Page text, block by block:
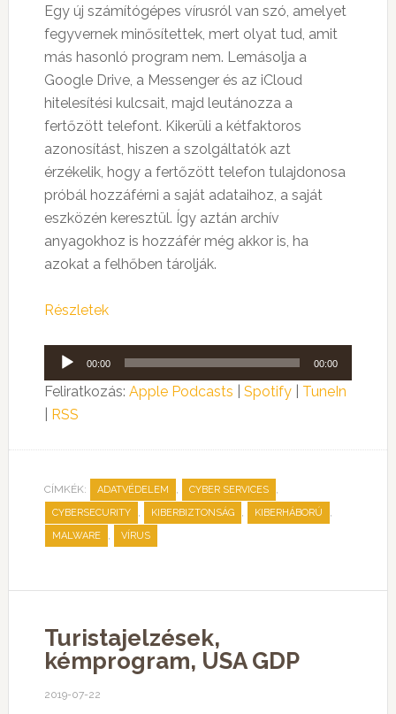
Egy új számítógépes vírusról van szó, amelyet
fegyvernek minősítettek, mert olyat tud, amit
más hasonló program nem. Lemásolja a
Google Drive, a Messenger és az iCloud
hitelesítési kulcsait, majd leutánozza a
fertőzött telefont. Kikerüli a kétfaktoros
azonosítást, hiszen a szolgáltatók azt
érzékelik, hogy a fertőzött telefon tulajdonosa
próbál hozzáférni a saját adataihoz, a saját
eszközén keresztül. Így aztán archív
anyagokhoz is hozzáfér még akkor is, ha
azokat a felhőben tárolják.
Részletek
Audió
lejátszó
00:00 00:00
Feliratkozás: Apple Podcasts Spotify| TuneIn
RSS
CÍMKÉK: ADATVÉDELEM , CYBER SERVICES ,
CYBERSECURITY , KIBERBIZTONSÁG , KIBERHÁBORÚ ,
MALWARE , VÍRUS
Turistajelzések,
kémprogram, USA GDP
2019-07-22